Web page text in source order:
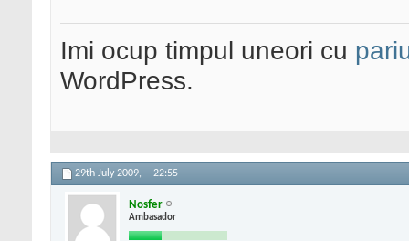
Imi ocup timpul uneori cu
WordPress.
29th July 2009, 22:55
Nosfer
Ambasador